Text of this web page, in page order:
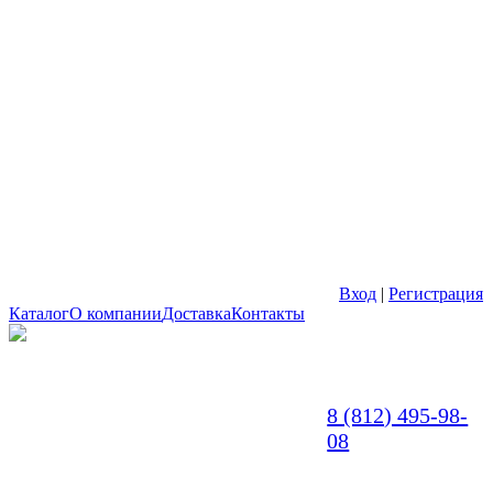
Вход | Регистрация
КаталогО компанииДоставкаКонтакты
8 (812) 495-98-
08